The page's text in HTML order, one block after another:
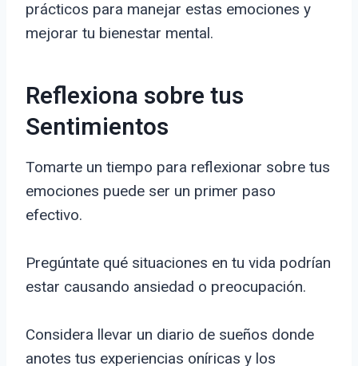
prácticos para manejar estas emociones y
mejorar tu bienestar mental.
Reflexiona sobre tus
Sentimientos
Tomarte un tiempo para reflexionar sobre tus
emociones puede ser un primer paso
efectivo.
Pregúntate qué situaciones en tu vida podrían
estar causando ansiedad o preocupación.
Considera llevar un diario de sueños donde
anotes tus experiencias oníricas y los